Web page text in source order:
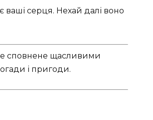
ваші серця. Нехай далі воно
сповнене щасливими
і пригоди.